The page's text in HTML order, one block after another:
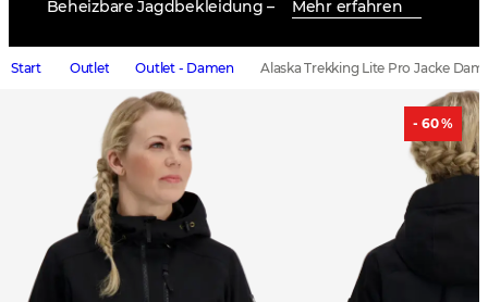
Beheizbare Jagdbekleidung – Mehr erfahren
Start Outlet Outlet - Damen Alaska Trekking Lite Pro Jacke
- 60 %